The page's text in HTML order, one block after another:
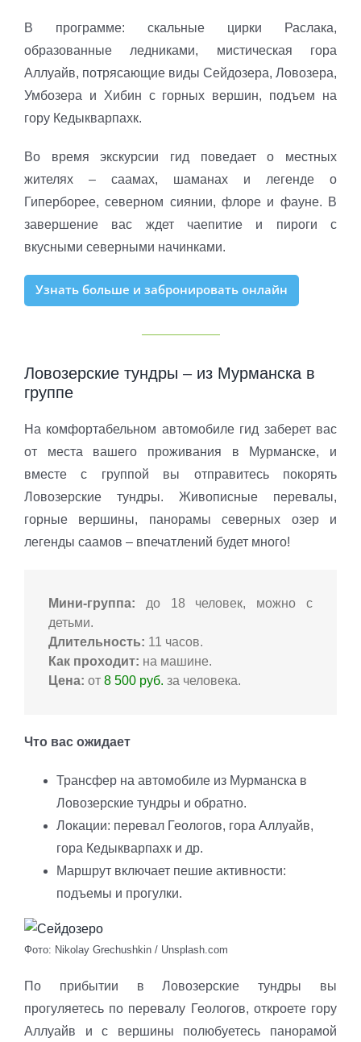
В программе: скальные цирки Раслака,
образованные ледниками, мистическая гора
Аллуайв, потрясающие виды Сейдозера, Ловозера,
Умбозера и Хибин с горных вершин, подъем на
гору Кедыкварпахк.
Во время экскурсии гид поведает о местных
жителях – саамах, шаманах и легенде о
Гиперборее, северном сиянии, флоре и фауне. В
завершение вас ждет чаепитие и пироги с
вкусными северными начинками.
Узнать больше и забронировать онлайн
Ловозерские тундры – из Мурманска в
группе
На комфортабельном автомобиле гид заберет вас
от места вашего проживания в Мурманске, и
вместе с группой вы отправитесь покорять
Ловозерские тундры. Живописные перевалы,
горные вершины, панорамы северных озер и
легенды саамов – впечатлений будет много!
Мини-группа: до 18 человек, можно с
детьми.
Длительность: 11 часов.
Как проходит: на машине.
Цена: от 8 500 руб. за человека.
Что вас ожидает
Трансфер на автомобиле из Мурманска в
Ловозерские тундры и обратно.
Локации: перевал Геологов, гора Аллуайв,
гора Кедыкварпахк и др.
Маршрут включает пешие активности:
подъемы и прогулки.
Фото: Nikolay Grechushkin / Unsplash.com
По прибытии в Ловозерские тундры вы
прогуляетесь по перевалу Геологов, откроете гору
Аллуайв и с вершины полюбуетесь панорамой